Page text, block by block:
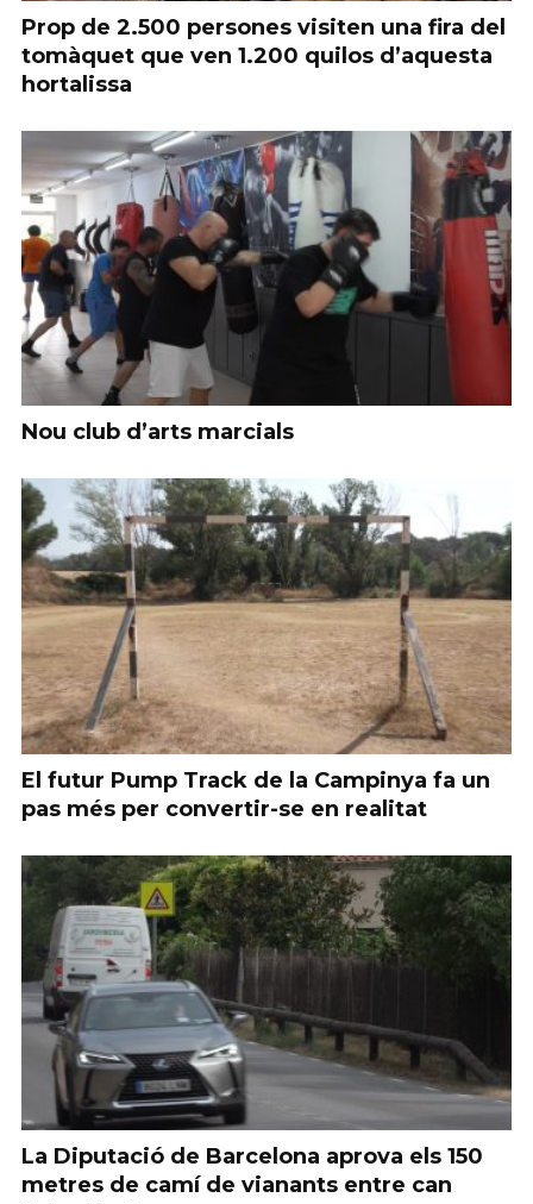
Prop de 2.500 persones visiten una fira del
tomàquet que ven 1.200 quilos d’aquesta
hortalissa
Nou club d’arts marcials
El futur Pump Track de la Campinya fa un
pas més per convertir-se en realitat
La Diputació de Barcelona aprova els 150
metres de camí de vianants entre can